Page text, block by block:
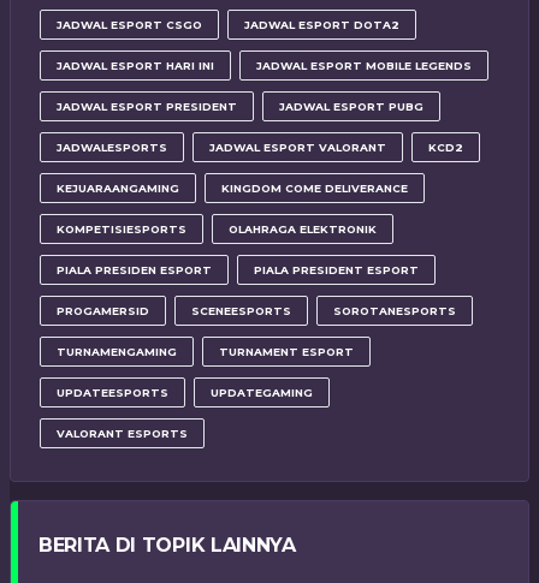
JADWAL ESPORT CSGO JADWAL ESPORT DOTA2
JADWAL ESPORT HARI INI JADWAL ESPORT MOBILE LEGENDS
JADWAL ESPORT PRESIDENT JADWAL ESPORT PUBG
JADWALESPORTS JADWAL ESPORT VALORANT KCD2
KEJUARAANGAMING KINGDOM COME DELIVERANCE
KOMPETISIESPORTS OLAHRAGA ELEKTRONIK
PIALA PRESIDEN ESPORT PIALA PRESIDENT ESPORT
PROGAMERSID SCENEESPORTS SOROTANESPORTS
TURNAMENGAMING TURNAMENT ESPORT
UPDATEESPORTS UPDATEGAMING
VALORANT ESPORTS
BERITA DI TOPIK LAINNYA